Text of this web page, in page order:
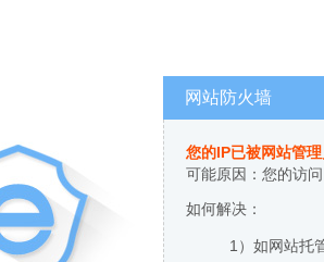
网站防火墙
您的IP已被网站管
可能原因：您的访
如何解决：
1）如网站托